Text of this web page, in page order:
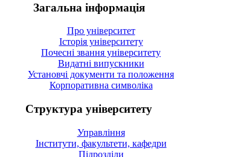
Загальна інформація
Про університет
Історія університету
Почесні звання університету
Видатні випускники
Установчі документи та положення
Корпоративна символiка
Структура університету
Управління
Інститути, факультети, кафедри
Підрозділи